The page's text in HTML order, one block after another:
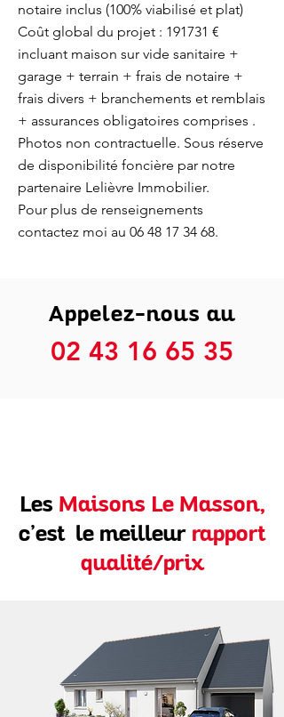
notaire inclus (100% viabilisé et plat)
Coût global du projet : 191731 €
incluant maison sur vide sanitaire +
garage + terrain + frais de notaire +
frais divers + branchements et remblais
+ assurances obligatoires comprises .
Photos non contractuelle. Sous réserve
de disponibilité foncière par notre
partenaire Lelièvre Immobilier.
Pour plus de renseignements
contactez moi au 06 48 17 34 68.
Appelez-nous au
02 43 16 65 35
Les Maisons Le Masson,
c’est le meilleur rapport
qualité/prix